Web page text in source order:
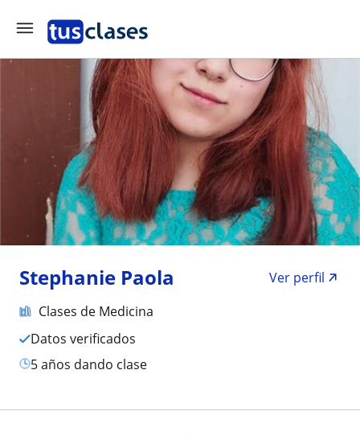
Stephanie Paola
Ver perfil
Clases de Medicina
Datos verificados
5 años dando clase